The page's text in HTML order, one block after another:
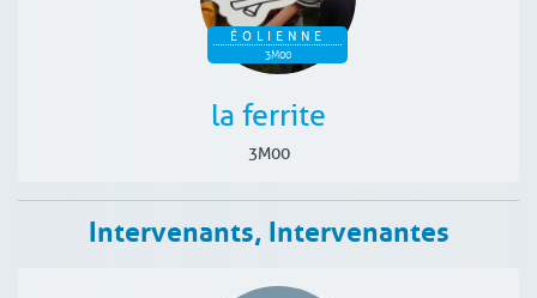
ÉOLIENNE
3M00
la ferrite
3M00
Intervenants, Intervenantes